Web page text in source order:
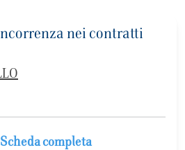
nei contratti
Scheda completa